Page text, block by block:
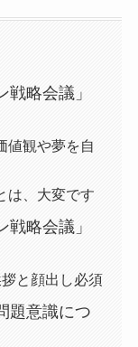
略会議」
値観や夢を自
は、大変です
略会議」
と顔出し必須
題意識につ